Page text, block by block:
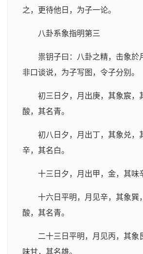
之，更待他日，为子一论。
八卦系象指明第三
祟钥子曰：八卦之精，击象於
非口谈说，为子写图，令子分别。
初三日夕，月出庚，其象宸，
酸，其名青。
初八日夕，月出丁，其象兑，
辛，其名白。
十三日夕，月出甲，金，其味
十六日平明，月见辛，其象巽
酸，其名青。
二十三日平明，月见丙，其象
味甘，其名雄。